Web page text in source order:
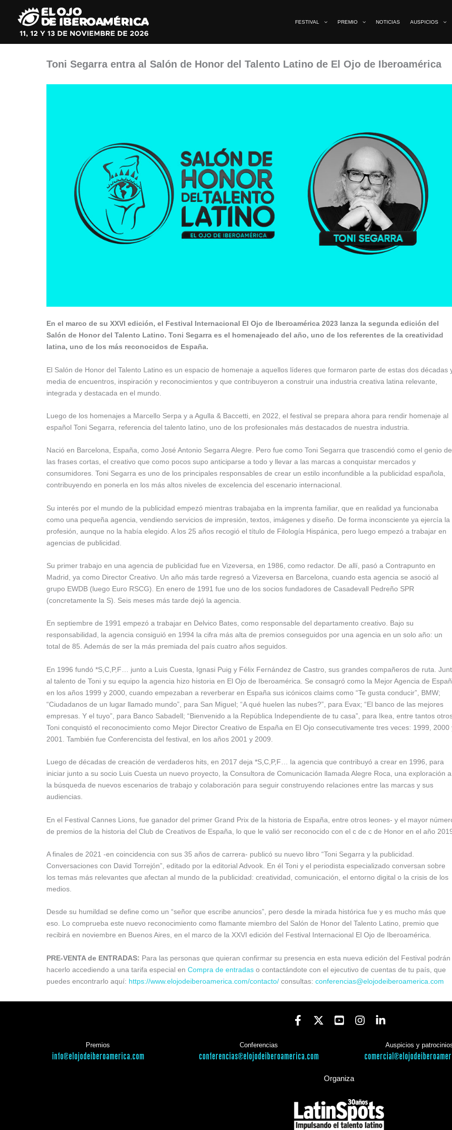
contenido
FESTIVAL PREMIO NOTICIAS AUSPICIOS
Toni Segarra entra al Salón de Honor del Talento Latino de El Ojo de Iberoamérica
En el marco de su XXVI edición, el Festival Internacional El Ojo de Iberoamérica 2023 lanza la segunda edición del
Salón de Honor del Talento Latino. Toni Segarra es el homenajeado del año, uno de los referentes de la creatividad
latina, uno de los más reconocidos de España.
El Salón de Honor del Talento Latino es un espacio de homenaje a aquellos líderes que formaron parte de estas dos décadas
media de encuentros, inspiración y reconocimientos y que contribuyeron a construir una industria creativa latina relevante,
integrada y destacada en el mundo.
Luego de los homenajes a Marcello Serpa y a Agulla & Baccetti, en 2022, el festival se prepara ahora para rendir homenaje al
español Toni Segarra, referencia del talento latino, uno de los profesionales más destacados de nuestra industria.
Nació en Barcelona, España, como José Antonio Segarra Alegre. Pero fue como Toni Segarra que trascendió como el genio de
las frases cortas, el creativo que como pocos supo anticiparse a todo y llevar a las marcas a conquistar mercados y
consumidores. Toni Segarra es uno de los principales responsables de crear un estilo inconfundible a la publicidad española,
contribuyendo en ponerla en los más altos niveles de excelencia del escenario internacional.
Su interés por el mundo de la publicidad empezó mientras trabajaba en la imprenta familiar, que en realidad ya funcionaba
como una pequeña agencia, vendiendo servicios de impresión, textos, imágenes y diseño. De forma inconsciente ya ejercía la
profesión, aunque no la había elegido. A los 25 años recogió el título de Filología Hispánica, pero luego empezó a trabajar en
agencias de publicidad.
Su primer trabajo en una agencia de publicidad fue en Vizeversa, en 1986, como redactor. De allí, pasó a Contrapunto en
Madrid, ya como Director Creativo. Un año más tarde regresó a Vizeversa en Barcelona, cuando esta agencia se asoció al
grupo EWDB (luego Euro RSCG). En enero de 1991 fue uno de los socios fundadores de Casadevall Pedreño SPR
(concretamente la S). Seis meses más tarde dejó la agencia.
En septiembre de 1991 empezó a trabajar en Delvico Bates, como responsable del departamento creativo. Bajo su
responsabilidad, la agencia consiguió en 1994 la cifra más alta de premios conseguidos por una agencia en un solo año: un
total de 85. Además de ser la más premiada del país cuatro años seguidos.
En 1996 fundó *S,C,P,F… junto a Luis Cuesta, Ignasi Puig y Félix Fernández de Castro, sus grandes compañeros de ruta.
al talento de Toni y su equipo la agencia hizo historia en El Ojo de Iberoamérica. Se consagró como la Mejor Agencia de
en los años 1999 y 2000, cuando empezaban a reverberar en España sus icónicos claims como “Te gusta conducir”, BMW;
“Ciudadanos de un lugar llamado mundo”, para San Miguel; “A qué huelen las nubes?”, para Evax; “El banco de las mejores
empresas. Y el tuyo”, para Banco Sabadell; “Bienvenido a la República Independiente de tu casa”, para Ikea, entre tantos
Toni conquistó el reconocimiento como Mejor Director Creativo de España en El Ojo consecutivamente tres veces: 1999, 2000
2001. También fue Conferencista del festival, en los años 2001 y 2009.
Luego de décadas de creación de verdaderos hits, en 2017 deja *S,C,P,F… la agencia que contribuyó a crear en 1996, para
iniciar junto a su socio Luis Cuesta un nuevo proyecto, la Consultora de Comunicación llamada Alegre Roca, una exploración a
la búsqueda de nuevos escenarios de trabajo y colaboración para seguir construyendo relaciones entre las marcas y sus
audiencias.
En el Festival Cannes Lions, fue ganador del primer Grand Prix de la historia de España, entre otros leones- y el mayor
de premios de la historia del Club de Creativos de España, lo que le valió ser reconocido con el c de c de Honor en el año
A finales de 2021 -en coincidencia con sus 35 años de carrera- publicó su nuevo libro “Toni Segarra y la publicidad.
Conversaciones con David Torrejón”, editado por la editorial Advook. En él Toni y el periodista especializado conversan sobre
los temas más relevantes que afectan al mundo de la publicidad: creatividad, comunicación, el entorno digital o la crisis de los
medios.
Desde su humildad se define como un “señor que escribe anuncios”, pero desde la mirada histórica fue y es mucho más que
eso. Lo comprueba este nuevo reconocimiento como flamante miembro del Salón de Honor del Talento Latino, premio que
recibirá en noviembre en Buenos Aires, en el marco de la XXVI edición del Festival Internacional El Ojo de Iberoamérica.
PRE-VENTA de ENTRADAS: Para las personas que quieran confirmar su presencia en esta nueva edición del Festival podrán
hacerlo accediendo a una tarifa especial en Compra de entradas o contactándote con el ejecutivo de cuentas de tu país, que
puedes encontrarlo aquí: https://www.elojodeiberoamerica.com/contacto/ consultas: conferencias@elojodeiberoamerica.com
Premios
info@elojodeiberoamerica.com
Conferencias
conferencias@elojodeiberoamerica.com
Auspicios y
Organiza